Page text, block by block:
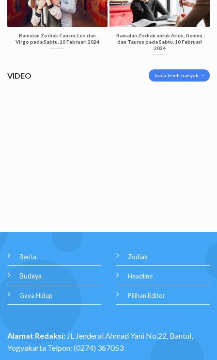
Ramalan Zodiak Cancer, Leo dan
Virgo pada Sabtu, 10 Februari 2024
Ramalan Zodiak untuk Aries, Gemini,
dan Taurus pada Sabtu, 10 Februari
2024
VIDEO baca lebih banyak
Berita
Budaya
Gaya Hidup
Zodiak
Headline
Pilihan Editor
Alamat Redaksi: JL Jenderal Ahmad Yani No.22, Bantul,
Yogyakarta Telpon: (0274) 367053